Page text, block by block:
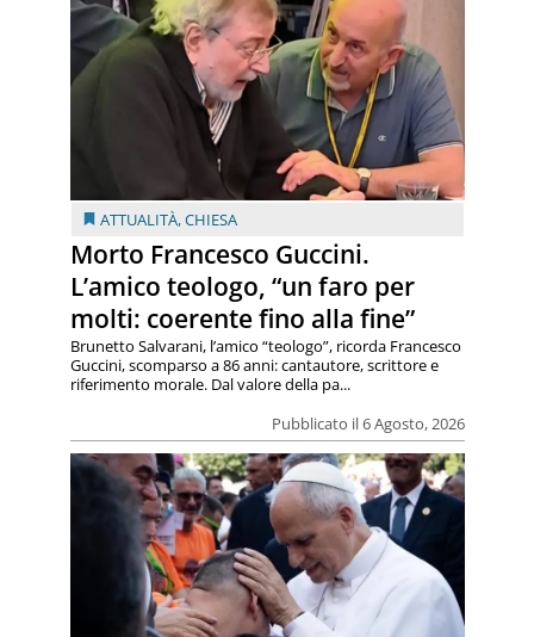
ATTUALITÀ,CHIESA
Morto Francesco Guccini.
L’amico teologo, “un faro per
molti: coerente fino alla fine”
Pubblicato il 6 Agosto, 2026
Brunetto Salvarani, l’amico “teologo”, ricorda Francesco
Guccini, scomparso a 86 anni: cantautore, scrittore e
riferimento morale. Dal valore della pa...